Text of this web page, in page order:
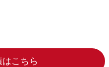
こちら